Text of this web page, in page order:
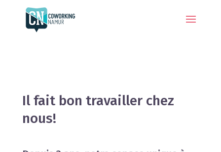
Il fait bon travailler chez
nous!